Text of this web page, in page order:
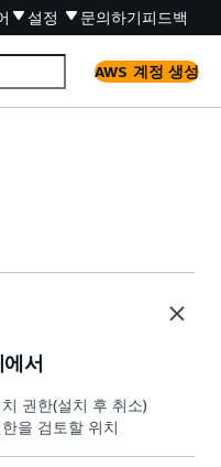
설정 문의하기피드백
AWS 계정 생성
서
권한(설치 후 취소)
을 검토할 위치